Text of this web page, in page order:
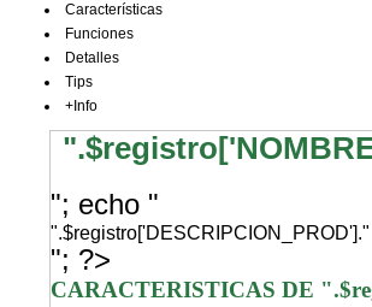
Características
Funciones
Detalles
Tips
+Info
"; echo "
".$registro['DESCRIPCION_PROD']."
"; ?>
CARACTERISTICAS DE